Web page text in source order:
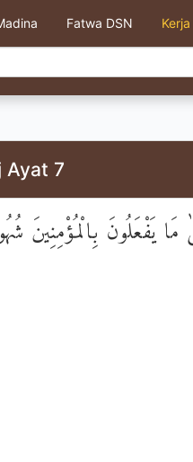
Fatwa DSN
Ayat 7
يَفْعَلُونَ بِالْمُؤْمِنِينَ